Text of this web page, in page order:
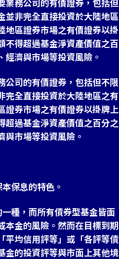
並非完全直接投資於大陸地區
地區證券市場之有價證券以掛
不得超過基金淨資產價值之百
濟與市場等投資風險。
公司的有價證券，包括但不限
完全直接投資於大陸地區之有
證券市場之有價證券以掛牌上
超過基金淨資產價值之百分之
市場等投資風險。
保息的特色。
種，而所有債券型基金皆面
本金的風險。然而在目標到期
平均信用評等」或「各評等債
金的投資評等與市面上其他境